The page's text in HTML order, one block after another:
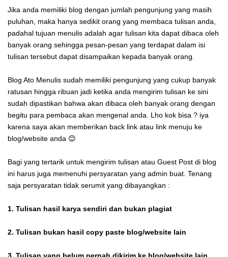
Jika anda memiliki blog dengan jumlah pengunjung yang masih
puluhan, maka hanya sedikit orang yang membaca tulisan anda,
padahal tujuan menulis adalah agar tulisan kita dapat dibaca oleh
banyak orang sehingga pesan-pesan yang terdapat dalam isi
tulisan tersebut dapat disampaikan kepada banyak orang.
Blog Ato Menulis sudah memiliki pengunjung yang cukup banyak
ratusan hingga ribuan jadi ketika anda mengirim tulisan ke sini
sudah dipastikan bahwa akan dibaca oleh banyak orang dengan
begitu para pembaca akan mengenal anda. Lho kok bisa ? iya
karena saya akan memberikan back link atau link menuju ke
blog/website anda 😊
Bagi yang tertarik untuk mengirim tulisan atau Guest Post di blog
ini harus juga memenuhi persyaratan yang admin buat. Tenang
saja persyaratan tidak serumit yang dibayangkan :
1. Tulisan hasil karya sendiri dan bukan plagiat
2. Tulisan bukan hasil copy paste blog/website lain
3. Tulisan yang belum pernah dikirim ke blog/website lain